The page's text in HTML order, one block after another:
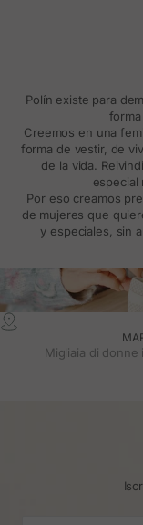
Polín existe para
Creemos en una
forma de vestir, de
de la vida.
especial
Por eso creamos
de mujeres que
y especiales, sin
Migliaia di donne